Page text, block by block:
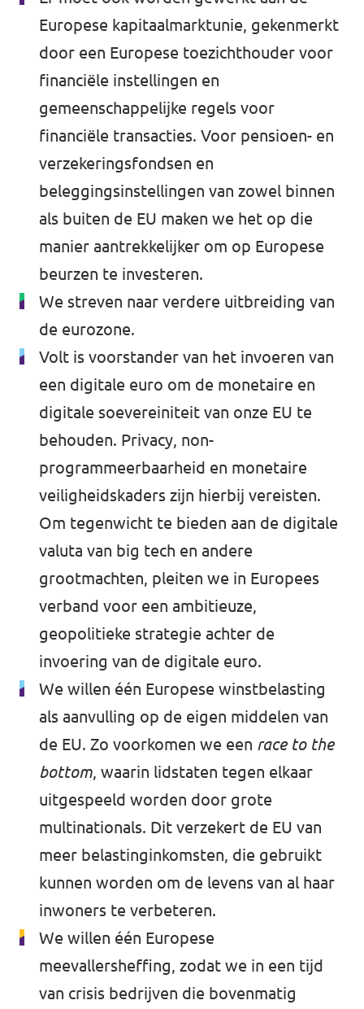
Europese kapitaalmarktunie, gekenmerkt
door een Europese toezichthouder voor
financiële instellingen en
gemeenschappelijke regels voor
financiële transacties. Voor pensioen- en
verzekeringsfondsen en
beleggingsinstellingen van zowel binnen
als buiten de EU maken we het op die
manier aantrekkelijker om op Europese
beurzen te investeren.
We streven naar verdere uitbreiding van
de eurozone.
Volt is voorstander van het invoeren van
een digitale euro om de monetaire en
digitale soevereiniteit van onze EU te
behouden. Privacy, non-
programmeerbaarheid en monetaire
veiligheidskaders zijn hierbij vereisten.
Om tegenwicht te bieden aan de digitale
valuta van big tech en andere
grootmachten, pleiten we in Europees
verband voor een ambitieuze,
geopolitieke strategie achter de
invoering van de digitale euro.
We willen één Europese winstbelasting
als aanvulling op de eigen middelen van
de EU. Zo voorkomen we een race to the
bottom, waarin lidstaten tegen elkaar
uitgespeeld worden door grote
multinationals. Dit verzekert de EU van
meer belastinginkomsten, die gebruikt
kunnen worden om de levens van al haar
inwoners te verbeteren.
We willen één Europese
meevallersheffing, zodat we in een tijd
van crisis bedrijven die bovenmatig